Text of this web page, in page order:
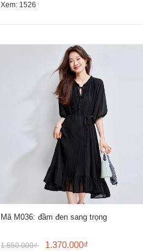
Xem: 1526
Mã M036: đầm đen sang trọng
1.850.000₫ 1.370.000₫